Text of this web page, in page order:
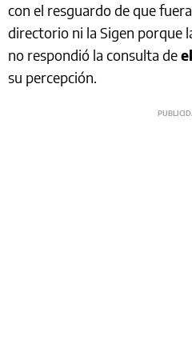
con el resguardo de que
directorio ni la Sigen porque
no respondió la consulta de
su percepción.